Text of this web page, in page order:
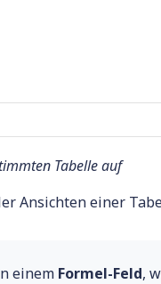
Tabelle auf
Ansichten einer
einem Formel-Feld,